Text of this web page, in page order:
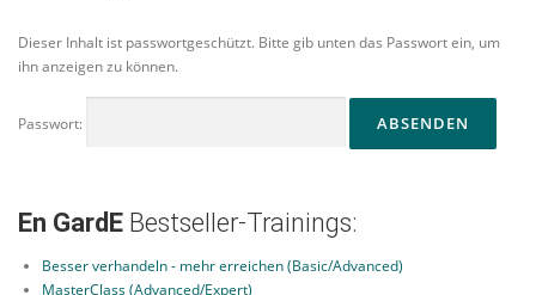
Dieser Inhalt ist passwortgeschützt. Bitte gib unten das Passwort ein, um
ihn anzeigen zu können.
Passwort:
En GardE Bestseller-Trainings:
Besser verhandeln - mehr erreichen (Basic/Advanced)
MasterClass (Advanced/Expert)